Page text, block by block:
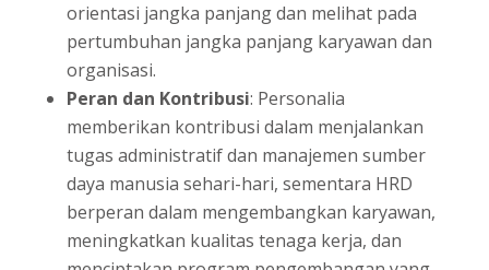
orientasi jangka panjang dan melihat pada
pertumbuhan jangka panjang karyawan dan
organisasi.
Peran dan Kontribusi: Personalia
memberikan kontribusi dalam menjalankan
tugas administratif dan manajemen sumber
daya manusia sehari-hari, sementara HRD
berperan dalam mengembangkan karyawan,
meningkatkan kualitas tenaga kerja, dan